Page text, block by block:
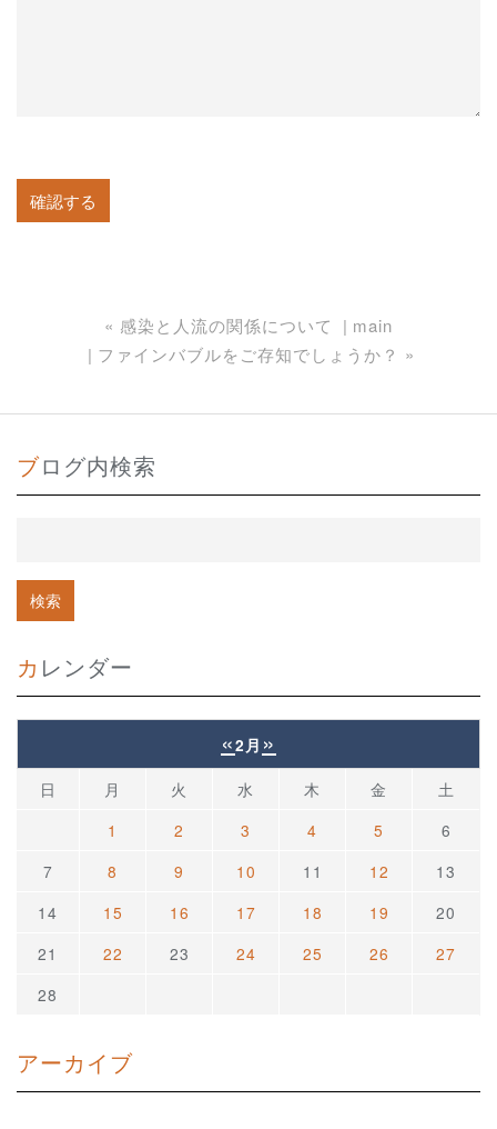
« 感染と人流の関係について
main
ファインバブルをご存知でしょうか？ »
ブログ内検索
カレンダー
«2月 »
日 月 火 水 木 金
土
1
2 3 4 5
6
7
8 9 10 11 12
13
14
15 16 17 18 19
20
21
22 23 24 25 26
27
28
アーカイブ